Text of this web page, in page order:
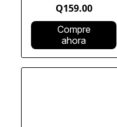
Q159.00
Compre
ahora